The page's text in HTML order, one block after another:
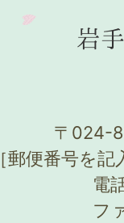
〒024-
［郵便番号を
電
フ